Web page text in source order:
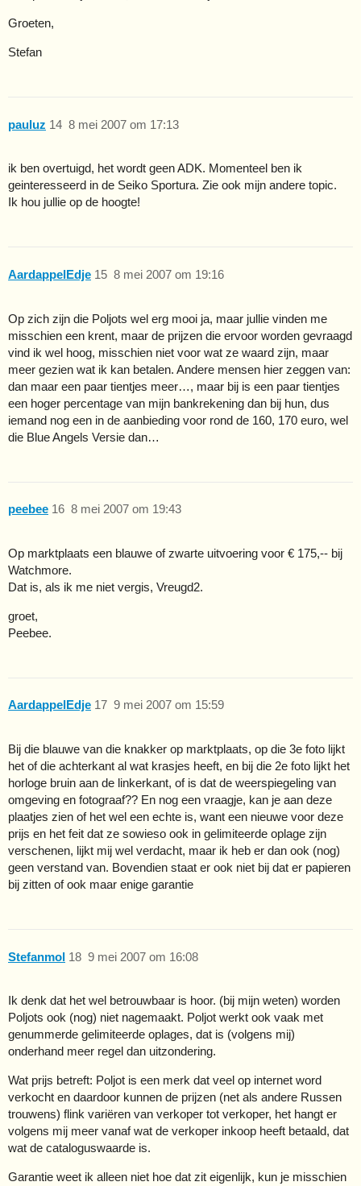
Groeten,
Stefan
pauluz 8 mei 2007 om 17:13
14
ik ben overtuigd, het wordt geen ADK. Momenteel ben ik
geinteresseerd in de Seiko Sportura. Zie ook mijn andere topic.
Ik hou jullie op de hoogte!
AardappelEdje 8 mei 2007 om 19:16
15
Op zich zijn die Poljots wel erg mooi ja, maar jullie vinden me
misschien een krent, maar de prijzen die ervoor worden gevraagd
vind ik wel hoog, misschien niet voor wat ze waard zijn, maar
meer gezien wat ik kan betalen. Andere mensen hier zeggen van:
dan maar een paar tientjes meer…, maar bij is een paar tientjes
een hoger percentage van mijn bankrekening dan bij hun, dus
iemand nog een in de aanbieding voor rond de 160, 170 euro, wel
die Blue Angels Versie dan…
peebee 8 mei 2007 om 19:43
16
Op marktplaats een blauwe of zwarte uitvoering voor € 175,-- bij
Watchmore.
Dat is, als ik me niet vergis, Vreugd2.
groet,
Peebee.
AardappelEdje 9 mei 2007 om 15:59
17
Bij die blauwe van die knakker op marktplaats, op die 3e foto lijkt
het of die achterkant al wat krasjes heeft, en bij die 2e foto lijkt het
horloge bruin aan de linkerkant, of is dat de weerspiegeling van
omgeving en fotograaf?? En nog een vraagje, kan je aan deze
plaatjes zien of het wel een echte is, want een nieuwe voor deze
prijs en het feit dat ze sowieso ook in gelimiteerde oplage zijn
verschenen, lijkt mij wel verdacht, maar ik heb er dan ook (nog)
geen verstand van. Bovendien staat er ook niet bij dat er papieren
bij zitten of ook maar enige garantie
Stefanmol 9 mei 2007 om 16:08
18
Ik denk dat het wel betrouwbaar is hoor. (bij mijn weten) worden
Poljots ook (nog) niet nagemaakt. Poljot werkt ook vaak met
genummerde gelimiteerde oplages, dat is (volgens mij)
onderhand meer regel dan uitzondering.
Wat prijs betreft: Poljot is een merk dat veel op internet word
verkocht en daardoor kunnen de prijzen (net als andere Russen
trouwens) flink variëren van verkoper tot verkoper, het hangt er
volgens mij meer vanaf wat de verkoper inkoop heeft betaald, dat
wat de cataloguswaarde is.
Garantie weet ik alleen niet hoe dat zit eigenlijk, kun je misschien